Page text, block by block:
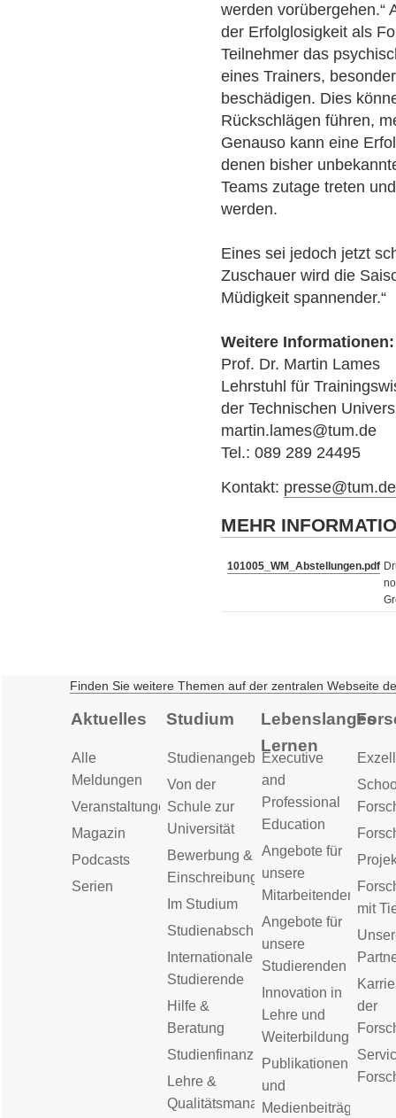
werden vorübergehen.“
der Erfolglosigkeit als
Teilnehmer das
eines Trainers,
beschädigen. Dies
Rückschlägen führen,
Genauso kann eine
denen bisher
Teams zutage treten
werden.
Eines sei jedoch jetzt
Zuschauer wird die
Müdigkeit spannender.“
Weitere Informationen:
Prof. Dr. Martin Lames
Lehrstuhl für
der Technischen
martin.lames@tum.de
Tel.: 089 289 24495
Kontakt: presse@tum.de
MEHR
101005_WM_Abstellungen.pdf
Finden Sie weitere Themen auf der zentralen Webseite
Aktuelles
Alle
Meldungen
Veranstaltungen
Magazin
Podcasts
Serien
Studium
Studienangebot
Von der
Schule zur
Universität
Bewerbung &
Einschreibung
Im Studium
Studienabschluss
Internationale
Studierende
Hilfe &
Beratung
Studienfinanzierung
Lehre &
Qualitätsmanagement
Lebenslanges
Lernen
Executive
and
Professional
Education
Angebote für
unsere
Mitarbeitenden
Angebote für
unsere
Studierenden
Innovation in
Lehre und
Weiterbildung
Publikationen
und
Medienbeiträge
mit
der